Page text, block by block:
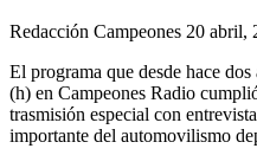
Redacción Campeones 20 abril,
El programa que desde hace
(h) en Campeones Radio
trasmisión especial con
importante del automovilismo